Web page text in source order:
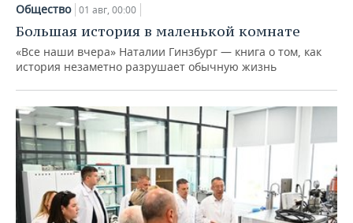
Общество 01 авг, 00:00
Большая история в маленькой комнате
«Все наши вчера» Наталии Гинзбург — книга о том, как
история незаметно разрушает обычную жизнь